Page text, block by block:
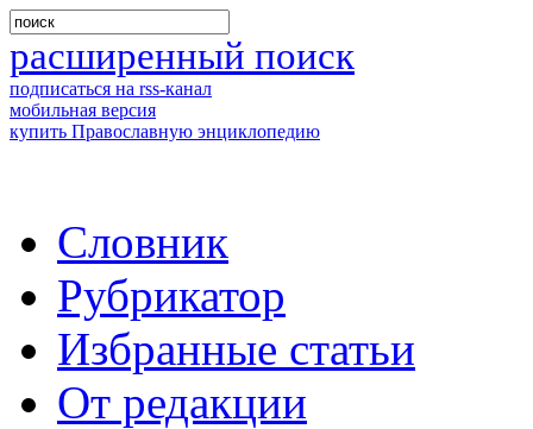
расширенный поиск
подписаться на rss-канал
мобильная версия
купить Православную энциклопедию
Словник
Рубрикатор
Избранные статьи
От редакции